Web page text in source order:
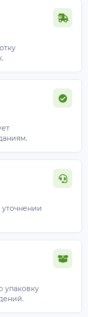
упаковку